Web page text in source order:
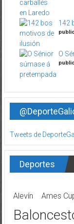
142
O
Tweets de
Deportes
Alevín Ames